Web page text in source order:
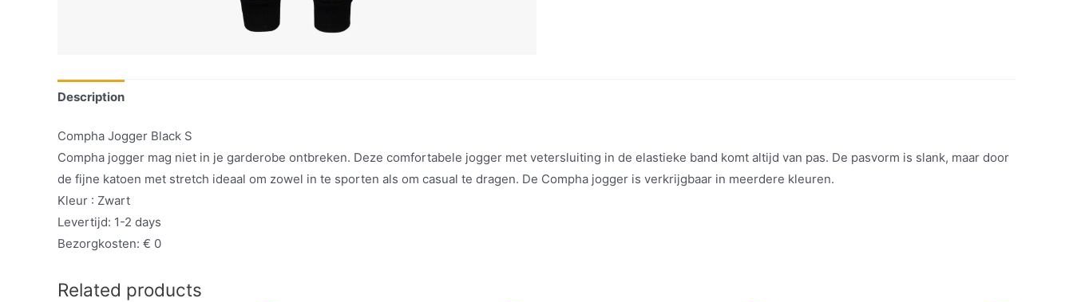
Description
Compha Jogger Black S
Compha jogger mag niet in je garderobe ontbreken. Deze comfortabele jogger met vetersluiting in de elastieke band komt altijd van pas. De pasvorm is slank, maar door
de fijne katoen met stretch ideaal om zowel in te sporten als om casual te dragen. De Compha jogger is verkrijgbaar in meerdere kleuren.
Kleur : Zwart
Levertijd: 1-2 days
Bezorgkosten: € 0
Related products